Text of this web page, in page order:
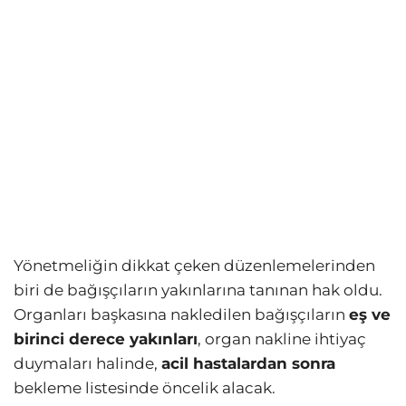
Yönetmeliğin dikkat çeken düzenlemelerinden
biri de bağışçıların yakınlarına tanınan hak oldu.
Organları başkasına nakledilen bağışçıların eş ve
birinci derece yakınları, organ nakline ihtiyaç
duymaları halinde, acil hastalardan sonra
bekleme listesinde öncelik alacak.